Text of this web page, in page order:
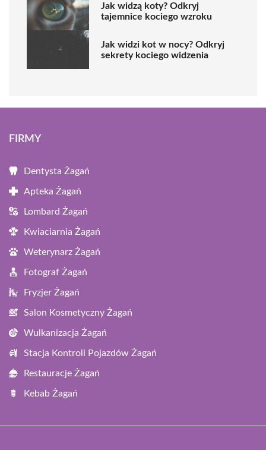
Jak widzą koty? Odkryj
tajemnice kociego wzroku
Jak widzi kot w nocy? Odkryj
sekrety kociego widzenia
FIRMY
Dentysta Żagań
Apteka Żagań
Lombard Żagań
Kwiaciarnia Żagań
Weterynarz Żagań
Fotograf Żagań
Fryzjer Żagań
Salon Kosmetyczny Żagań
Wulkanizacja Żagań
Stacja Kontroli Pojazdów Żagań
Restauracje Żagań
Kebab Żagań